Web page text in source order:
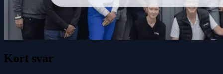
Kort svar